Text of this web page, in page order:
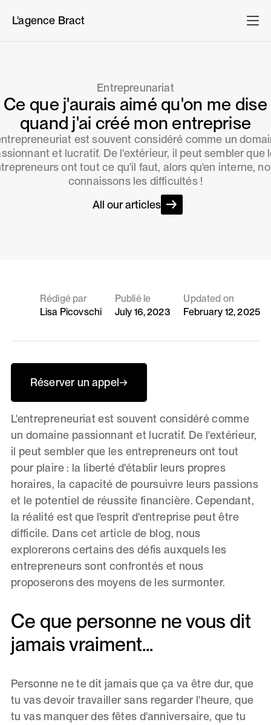
L'agence Bract
Entrepreunariat
Ce que j'aurais aimé qu'on me dise
quand j'ai créé mon entreprise
est souvent considéré comme un
et lucratif. De l'extérieur, il peut sembler que
ont tout ce qu'il faut, alors qu'en interne,
connaissons les difficultés !
All our articles
Rédigé par
Lisa Picovschi
Publié le
July 16, 2023
Updated on
February 12, 2025
L'entrepreneuriat est souvent considéré comme
un domaine passionnant et lucratif. De l'extérieur,
il peut sembler que les entrepreneurs ont tout
pour plaire : la liberté d'établir leurs propres
horaires, la capacité de poursuivre leurs passions
et le potentiel de réussite financière. Cependant,
la réalité est que l'esprit d'entreprise peut être
difficile. Dans cet article de blog, nous
explorerons certains des défis auxquels les
entrepreneurs sont confrontés et nous
proposerons des moyens de les surmonter.
Ce que personne ne vous dit
jamais vraiment...
Personne ne te dit jamais que ça va être dur, que
tu vas devoir travailler sans regarder l'heure, que
tu vas manquer des fêtes d'anniversaire, que tu
Réserver un appel→